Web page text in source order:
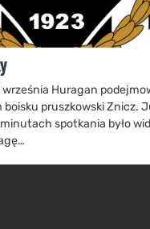
września Huragan
boisku pruszkowski Znicz.
spotkania było